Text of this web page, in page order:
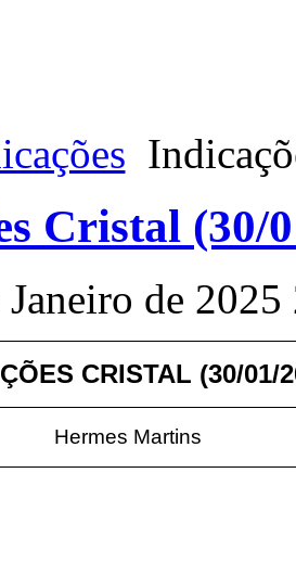
Cristal (30/
Janeiro de
CRISTAL (30/01/
Hermes Martins